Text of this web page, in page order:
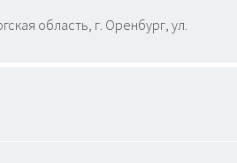
область, г. Оренбург, ул.